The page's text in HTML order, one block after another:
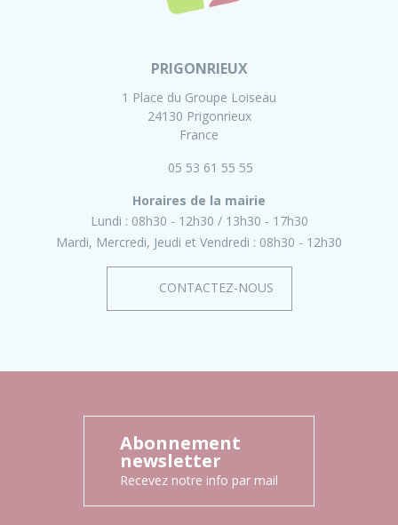
PRIGONRIEUX
1 Place du Groupe Loiseau
24130 Prigonrieux
France
05 53 61 55 55
Horaires de la mairie
Lundi : 08h30 - 12h30
13h30 - 17h30
Mardi, Mercredi, Jeudi et Vendredi : 08h30 - 12h30
CONTACTEZ-NOUS
Abonnement
newsletter
Recevez notre info par mail